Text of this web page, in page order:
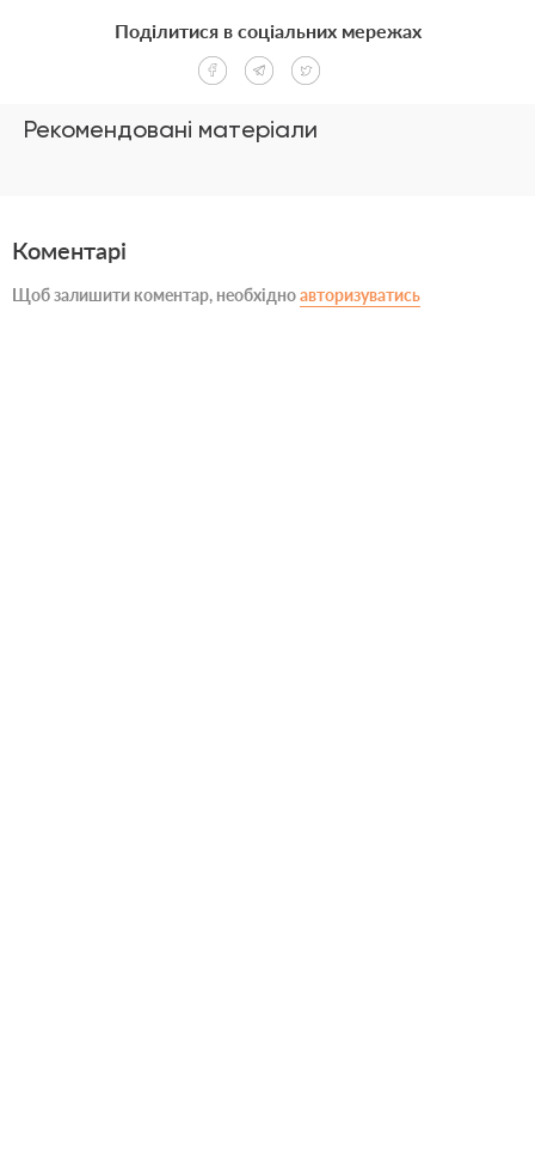
Рекомендовані матеріали
Поділитися в соціальних мережах
Коментарі
Щоб залишити коментар, необхідноавторизуватись